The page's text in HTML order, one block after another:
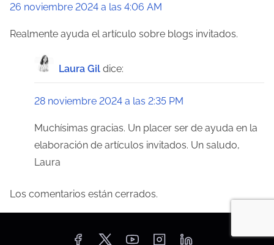
26 noviembre 2024 a las 4:06 AM
Realmente ayuda el artículo sobre blogs invitados.
Laura Gil dice:
28 noviembre 2024 a las 2:35 PM
Muchísimas gracias. Un placer ser de ayuda en la
elaboración de artículos invitados. Un saludo,
Laura
Los comentarios están cerrados.